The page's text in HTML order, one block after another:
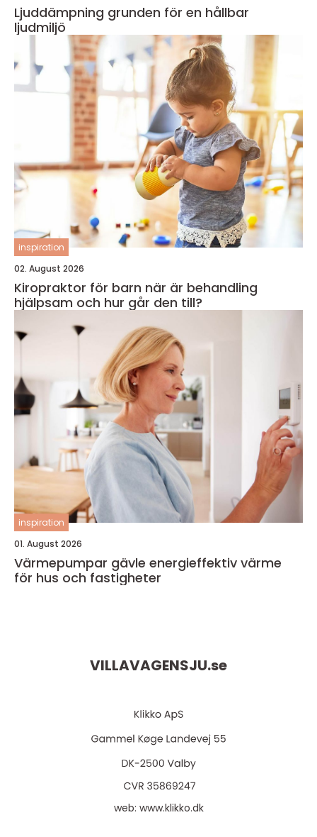
Ljuddämpning grunden för en hållbar
ljudmiljö
inspiration
02. August 2026
Kiropraktor för barn när är behandling
hjälpsam och hur går den till?
inspiration
01. August 2026
Värmepumpar gävle energieffektiv värme
för hus och fastigheter
VILLAVAGENSJU.se
web: www.klikko.dk